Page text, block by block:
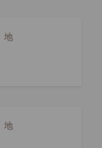
地
地